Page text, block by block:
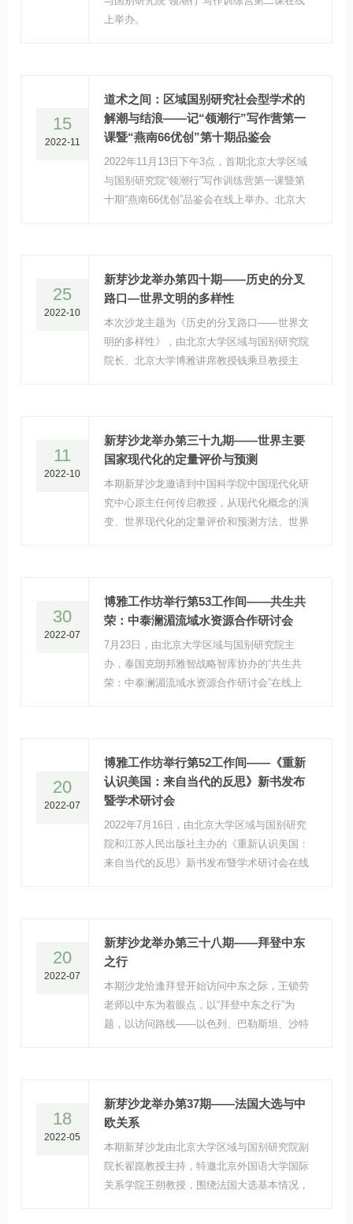
上举办。
15
2022-11
道术之间：区域国别研究社会型学术的
解潮与结浪——记“领潮行”写作营第一
课暨“燕南66优创”第十期品鉴会
2022年11月13日下午3点，首期北京大学区域
与国别研究院“领潮行”写作训练营第一课暨第
十期“燕南66优创”品鉴会在线上举办。北京大
审，“燕南66优创”团主理人及“领潮行”学员和
百余名关心区域国别学知识创新的成员相
及写作规范展开探讨。
25
2022-10
新芽沙龙举办第四十期——历史的分叉
路口—世界文明的多样性
本次沙龙主题为《历史的分叉路口——世界文
明的多样性》，由北京大学区域与国别研究院
院长、北京大学博雅讲席教授钱乘旦教授主
今日的启发和意义。
11
2022-10
新芽沙龙举办第三十九期——世界主要
国家现代化的定量评价与预测
本期新芽沙龙邀请到中国科学院中国现代化研
究中心原主任何传启教授，从现代化概念的演
变、世界现代化的定量评价和预测方法、世界
代化进程长期研究观察的方法和结果。
30
2022-07
博雅工作坊举行第53工作间——共生共
荣：中泰澜湄流域水资源合作研讨会
7月23日，由北京大学区域与国别研究院主
办，泰国克朗邦雅智战略智库协办的“共生共
荣：中泰澜湄流域水资源合作研讨会”在线上
学者参与研讨。
20
2022-07
博雅工作坊举行第52工作间——《重新
认识美国：来自当代的反思》新书发布
暨学术研讨会
2022年7月16日，由北京大学区域与国别研究
院和江苏人民出版社主办的《重新认识美国：
来自当代的反思》新书发布暨学术研讨会在线
20
2022-07
新芽沙龙举办第三十八期——拜登中东
之行
本期沙龙恰逢拜登开始访问中东之际，王锁劳
老师以中东为着眼点，以“拜登中东之行”为
题，以访问路线——以色列、巴勒斯坦、沙特
果。
18
2022-05
新芽沙龙举办第37期——法国大选与中
欧关系
本期新芽沙龙由北京大学区域与国别研究院副
院长翟崑教授主持，特邀北京外国语大学国际
关系学院王朔教授，围绕法国大选基本情况，